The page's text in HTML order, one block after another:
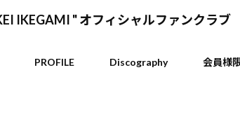
IKEGAMI " オフィシャルファンクラブ
PROFILE Discography 会員様